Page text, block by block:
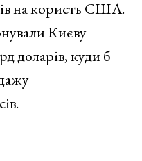
на користь США.
Києву
доларів, куди б